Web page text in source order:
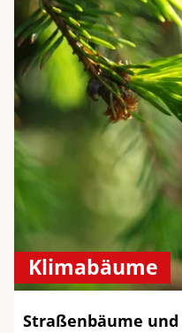
Klimabäume
Straßenbäume